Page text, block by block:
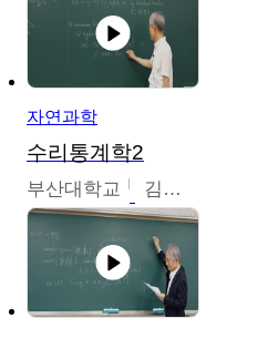
자연과학
수리통계학2
부산대학교 김충락